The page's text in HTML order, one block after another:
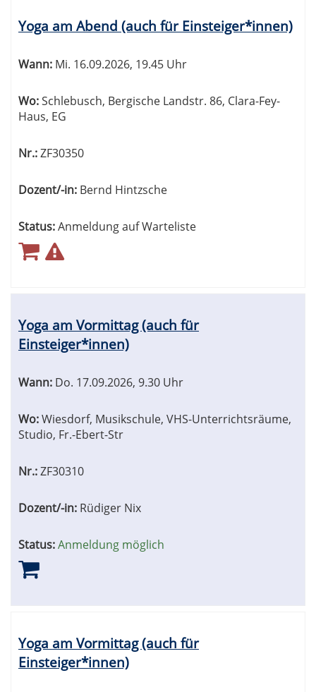
Yoga am Abend (auch für Einsteiger*innen)
Wann: Mi. 16.09.2026, 19.45 Uhr
Wo:Schlebusch, Bergische Landstr. 86, Clara-Fey-
Haus, EG
Nr.:ZF30350
Dozent/-in: Bernd Hintzsche
Status:Anmeldung auf Warteliste
Yoga am Vormittag (auch für
Einsteiger*innen)
Wann: Do. 17.09.2026, 9.30 Uhr
Wo:Wiesdorf, Musikschule, VHS-Unterrichtsräume,
Studio, Fr.-Ebert-Str
Nr.:ZF30310
Dozent/-in: Rüdiger Nix
Status:Anmeldung möglich
Yoga am Vormittag (auch für
Einsteiger*innen)